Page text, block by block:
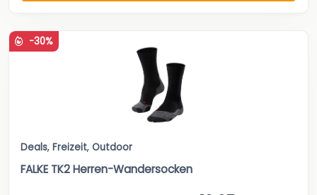
-30%
Deals, Freizeit, Outdoor
FALKE TK2 Herren-Wandersocken